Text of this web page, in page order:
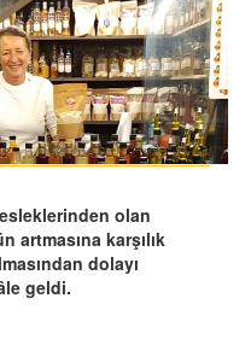
olan
karşılık
dolayı
geldi.